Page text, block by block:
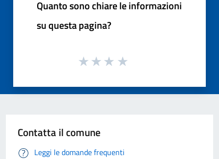
Quanto sono chiare le informazioni
su questa pagina?
Contatta il comune
Leggi le domande frequenti